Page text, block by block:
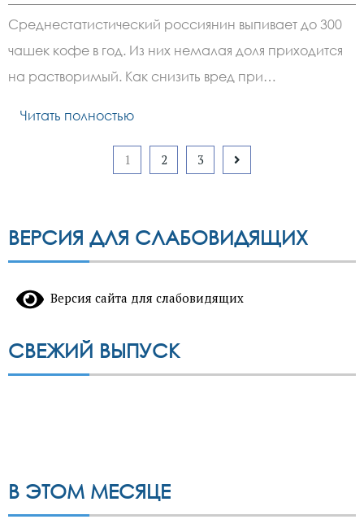
Среднестатистический россиянин выпивает до 300
чашек кофе в год. Из них немалая доля приходится
на растворимый. Как снизить вред при…
Читать полностью
1 2 3
ВЕРСИЯ ДЛЯ СЛАБОВИДЯЩИХ
Версия сайта для слабовидящих
СВЕЖИЙ ВЫПУСК
В ЭТОМ МЕСЯЦЕ